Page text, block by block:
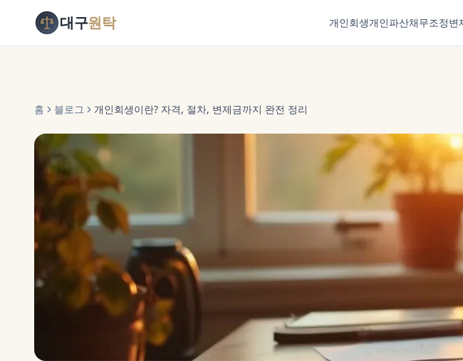
대구원탁 개인회생개인파산채무조정변
홈 블로그 개인회생이란? 자격, 절차, 변제금까지 완전 정리